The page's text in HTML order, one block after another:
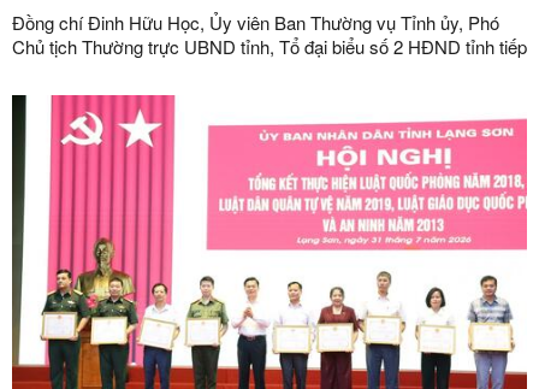
Đồng chí Đinh Hữu Học, Ủy viên Ban Thường vụ Tỉnh ủy, Phó
Chủ tịch Thường trực UBND tỉnh, Tổ đại biểu số 2 HĐND tỉnh tiếp